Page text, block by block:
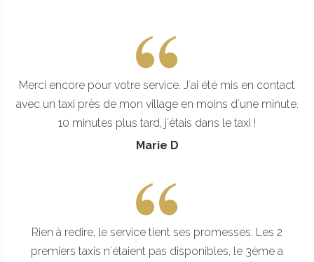
Merci encore pour votre service. J´ai été mis en contact
avec un taxi près de mon village en moins d´une minute.
10 minutes plus tard, j´étais dans le taxi !
Marie D
Rien à redire, le service tient ses promesses. Les 2
premiers taxis n´étaient pas disponibles, le 3ème a